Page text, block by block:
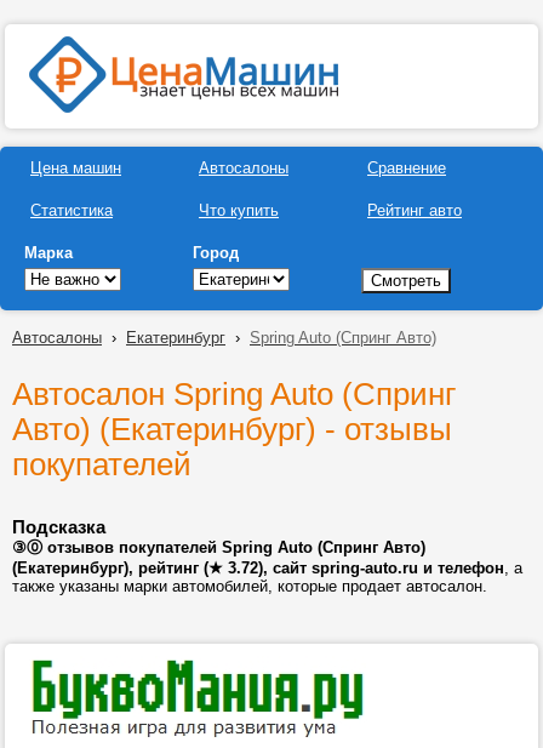
Цена машин
Статистика
Автосалоны
Что купить
Сравнение
Рейтинг авто
Марка Город
Автосалоны › Екатеринбург › Spring Auto (Спринг Авто)
Автосалон Spring Auto (Спринг
Авто) (Екатеринбург) - отзывы
покупателей
Подсказка
③⓪ отзывов покупателей Spring Auto (Спринг Авто)
(Екатеринбург), рейтинг (★ 3.72), сайт spring-auto.ru и телефон, а
также указаны марки автомобилей, которые продает автосалон.